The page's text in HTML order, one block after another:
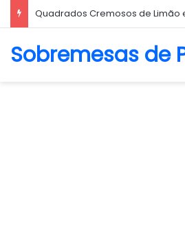
Biscoito Amanteigado
Sobremesas de